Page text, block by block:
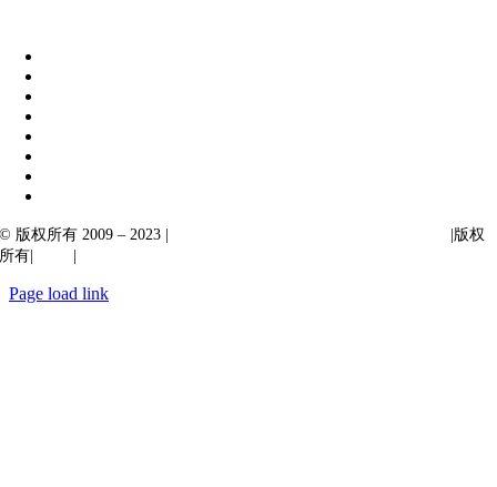
© 版权所有 2009 – 2023 |
|版权
所有|
|
Page load link